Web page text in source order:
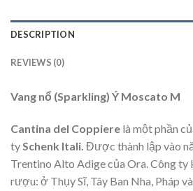
DESCRIPTION
REVIEWS (0)
Vang nổ (Sparkling) Ý Moscato M
Cantina del Coppiere là một phần
tySchenk Itali. Được thành lập vào
Trentino Alto Adige của Ora. Công ty
rượu: ở Thụy Sĩ, Tây Ban Nha, Pháp